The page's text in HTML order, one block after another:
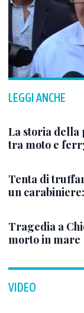
LEGGI ANCHE
La storia
tra moto e
Tenta di
un
Tragedia a
morto in mare
VIDEO